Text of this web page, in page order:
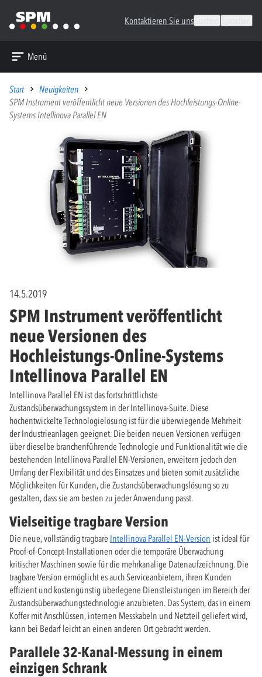
Kontaktieren Sie uns
Menü
Start
Neuigkeiten
SPM Instrument veröffentlicht neue Versionen des Hochleistungs-Online-
Systems Intellinova Parallel EN
14.5.2019
SPM Instrument veröffentlicht
neue Versionen des
Hochleistungs-Online-Systems
Intellinova Parallel EN
Intellinova Parallel EN ist das fortschrittlichste
Zustandsüberwachungssystem in der Intellinova-Suite. Diese
hochentwickelte Technologielösung ist für die überwiegende Mehrheit
der Industrieanlagen geeignet. Die beiden neuen Versionen verfügen
über dieselbe branchenführende Technologie und Funktionalität wie die
bestehenden Intellinova Parallel EN-Versionen, erweitern jedoch den
Umfang der Flexibilität und des Einsatzes und bieten somit zusätzliche
Möglichkeiten für Kunden, die Zustandsüberwachungslösung so zu
gestalten, dass sie am besten zu jeder Anwendung passt.
Vielseitige tragbare Version
Die neue, vollständig tragbare Intellinova Parallel EN-Version ist ideal für
Proof-of-Concept-Installationen oder die temporäre Überwachung
kritischer Maschinen sowie für die mehrkanalige Datenaufzeichnung. Die
tragbare Version ermöglicht es auch Serviceanbietern, ihren Kunden
effizient und kostengünstig überlegene Dienstleistungen im Bereich der
Zustandsüberwachungstechnologie anzubieten. Das System, das in einem
Koffer mit Anschlüssen, internen Messkabeln und Netzteil geliefert wird,
kann bei Bedarf leicht an einen anderen Ort gebracht werden.
Parallele 32-Kanal-Messung in einem
einzigen Schrank